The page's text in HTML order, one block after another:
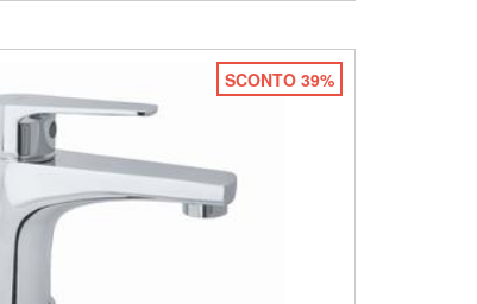
SCONTO 39%